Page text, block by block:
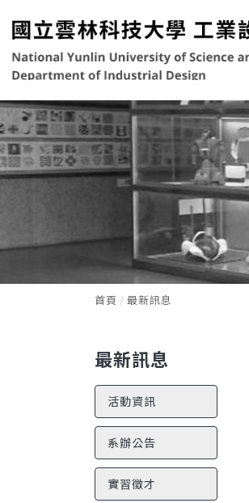
首頁 最新訊息
最新訊息
活動資訊
系辦公告
實習徵才